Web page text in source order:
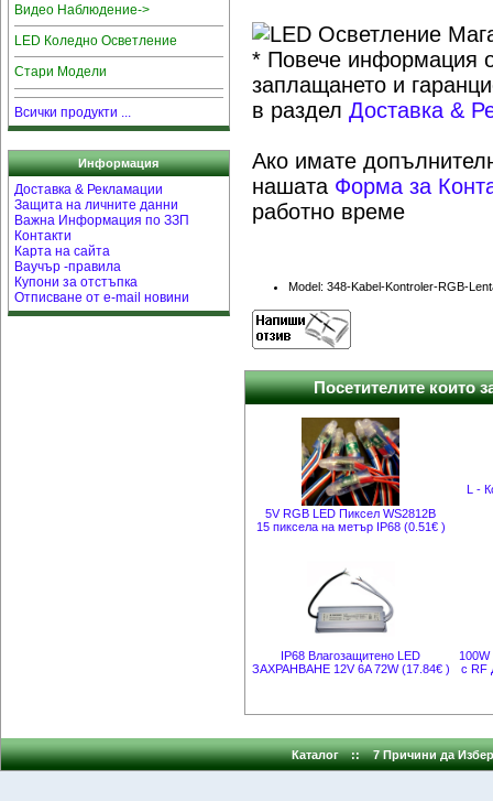
Видео Наблюдение->
LED Коледно Осветление
Стари Модели
Всички продукти ...
Информация
Доставка & Рекламации
Защита на личните данни
Важна Информация по ЗЗП
Контакти
Карта на сайта
Ваучър -правила
Купони за отстъпка
Отписване от e-mail новини
* Повече информация
заплащането и
в раздел Доставка &
Ако имате
нашата Форма за
работно време
Model: 348-Kabel-Kontroler-RGB-
Посетителите които
5V RGB LED Пиксел WS2812B
15 пиксела на метър IP68 (0.51€ )
L -
IP68 Влагозащитено LED
ЗАХРАНВАНЕ 12V 6A 72W (17.84€ )
100W
с RF
Каталог :: 7 Причини да